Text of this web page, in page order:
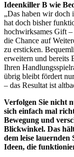
Ideenkiller B wie
„Das haben wir doch
hat doch bisher
hochwirksames Gift –
die Chance auf
zu ersticken.
erweitern und bereits
Ihren
übrig bleibt fördert
– das Resultat ist
Verfolgen Sie nicht
sich einfach mal
Bewegung und
Blickwinkel. Das
dem leise lauernden
Ideen, die